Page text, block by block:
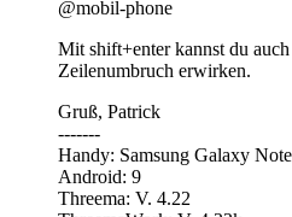
@mobil-phone
Mit shift+enter kannst du
Zeilenumbruch erwirken.
Gruß, Patrick
-------
Handy: Samsung Galaxy
Android: 9
Threema: V. 4.22